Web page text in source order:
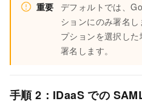
重要 デフォルトでは、
ションにのみ署名し
プションを選択し
署名します。
手順 2：IDaaS での